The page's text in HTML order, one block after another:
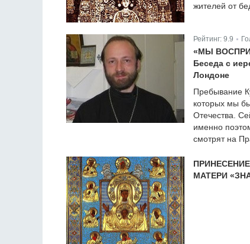
жителей от
Рейтинг: 9.9
«МЫ
Беседа с
Лондоне
Пребывание
которых мы
Отечества.
именно
смотрят на
МАТЕРИ